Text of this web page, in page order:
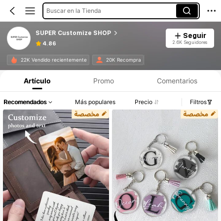
Buscar en la Tienda
SUPER Customize SHOP
4.86
Seguir
2.6K Seguidores
22K Vendido recientemente 20K Recompra
Artículo Promo Comentarios
Recomendados Más populares Precio Filtros